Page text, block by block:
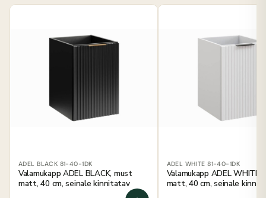
ADEL BLACK 81-40-1DK
Valamukapp ADEL BLACK, must
matt, 40 cm, seinale kinnitatav
ADEL WHITE 81-40-1DK
Valamukapp ADEL WHITE,
matt, 40 cm, seinale